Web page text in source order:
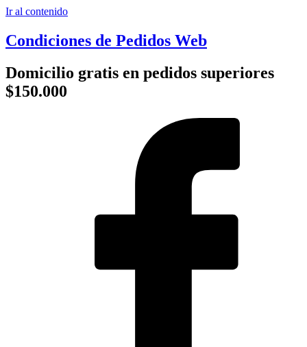
Ir al contenido
Condiciones de Pedidos Web
Domicilio gratis en pedidos superiores
$150.000